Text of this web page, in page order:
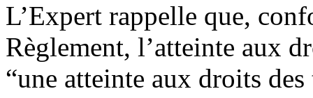
L’Expert rappelle que,
Règlement, l’atteinte aux
“une atteinte aux droits